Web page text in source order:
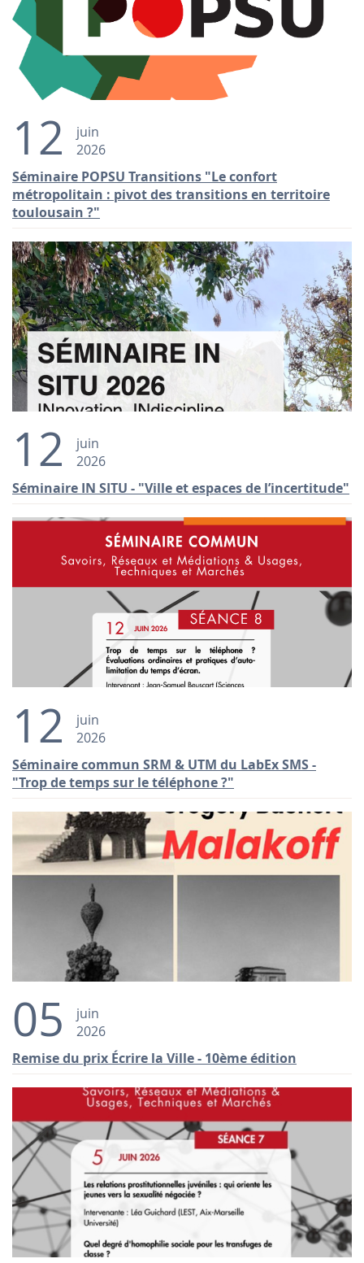
12
juin
2026
Séminaire POPSU Transitions "Le confort
métropolitain : pivot des transitions en territoire
toulousain ?"
12
juin
2026
Séminaire IN SITU - "Ville et espaces de l’incertitude"
12
juin
2026
Séminaire commun SRM & UTM du LabEx SMS -
"Trop de temps sur le téléphone ?"
05
juin
2026
Remise du prix Écrire la Ville - 10ème édition